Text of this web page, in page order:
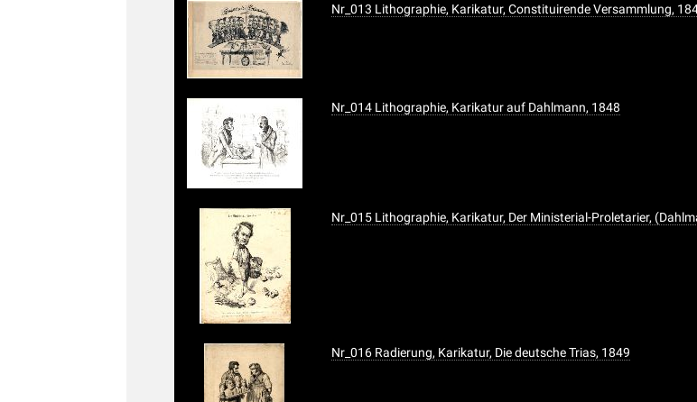
Nr_013 Lithographie, Karikatur, Constituirende Versammlung,
Nr_014 Lithographie, Karikatur auf Dahlmann, 1848
Nr_015 Lithographie, Karikatur, Der Ministerial-Proletarier,
Nr_016 Radierung, Karikatur, Die deutsche Trias, 1849